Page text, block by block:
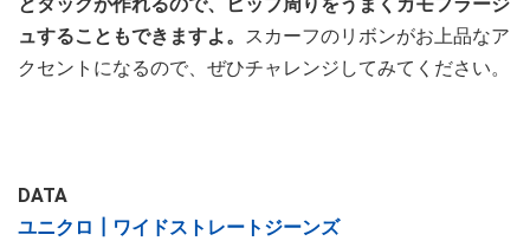
とタックが作れるので、ヒップ周りをうまくカモフラージ
ュすることもできますよ。 スカーフのリボンがお上品なア
クセントになるので、ぜひチャレンジしてみてください。
DATA
ユニクロ┃ワイドストレートジーンズ